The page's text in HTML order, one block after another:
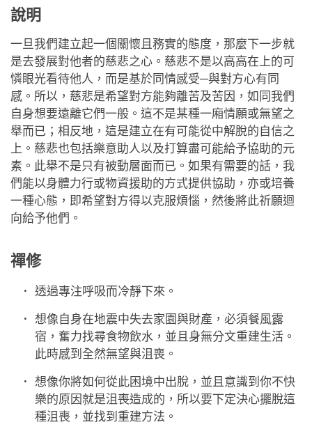
說明
一旦我們建立起一個關懷且務實的態度，那麼下一步就
是去發展對他者的慈悲之心。慈悲不是以高高在上的可
憐眼光看待他人，而是基於同情感受─與對方心有同
感。所以，慈悲是希望對方能夠離苦及苦因，如同我們
自身想要遠離它們一般。這不是某種一廂情願或無望之
舉而已；相反地，這是建立在有可能從中解脫的自信之
上。慈悲也包括樂意助人以及打算盡可能給予協助的元
素。此舉不是只有被動層面而已。如果有需要的話，我
們能以身體力行或物資援助的方式提供協助，亦或培養
一種心態，即希望對方得以克服煩惱，然後將此祈願迴
向給予他們。
禪修
透過專注呼吸而冷靜下來。
想像自身在地震中失去家園與財產，必須餐風露
宿，奮力找尋食物飲水，並且身無分文重建生活。
此時感到全然無望與沮喪。
想像你將如何從此困境中出脫，並且意識到你不快
樂的原因就是沮喪造成的，所以要下定決心擺脫這
種沮喪，並找到重建方法。